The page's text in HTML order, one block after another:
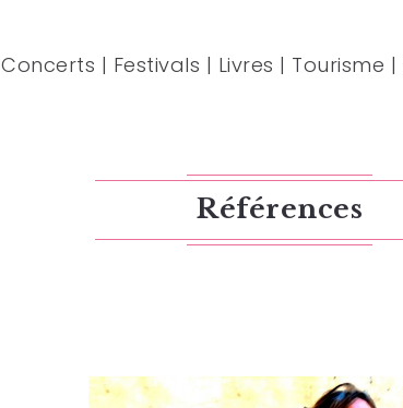
Concerts | Festivals | Livres | Tourisme |
Références